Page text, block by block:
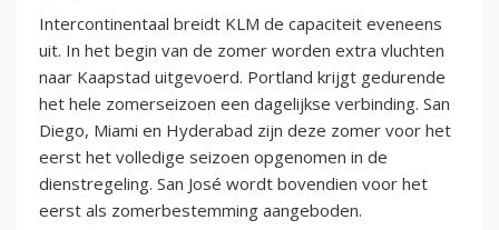
Intercontinentaal breidt KLM de capaciteit eveneens
uit. In het begin van de zomer worden extra vluchten
naar Kaapstad uitgevoerd. Portland krijgt gedurende
het hele zomerseizoen een dagelijkse verbinding. San
Diego, Miami en Hyderabad zijn deze zomer voor het
eerst het volledige seizoen opgenomen in de
dienstregeling. San José wordt bovendien voor het
eerst als zomerbestemming aangeboden.